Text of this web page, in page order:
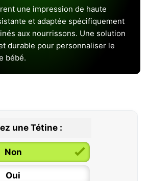
une impression de haute
et adaptée spécifiquement
aux nourrissons. Une solution
durable pour personnaliser le
bébé.
une Tétine :
Non
Oui